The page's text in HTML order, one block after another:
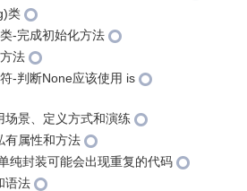
类
-完成初始化方法
法
-判断None应该使用 is
景、定义方式和演练
有属性和方法
纯封装可能会出现重复的代码
语法